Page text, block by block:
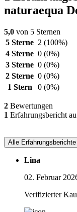
naturaequa
5,0 von 5 Sternen
5 Sterne 2 (100%)
4 Sterne 0 (0%)
3 Sterne 0 (0%)
2 Sterne 0 (0%)
1 Stern
0 (0%)
2 Bewertungen
1 Erfahrungsbericht
Alle
Lina
02. Februar
Verifizierter